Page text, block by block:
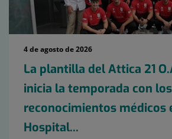
4 de agosto de 2026
La plantilla del Attica 21
inicia la temporada con los
reconocimientos médicos
Hospital...